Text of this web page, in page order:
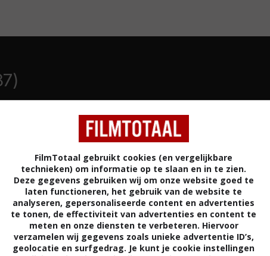
STATEN
Eddie komt telkens met grootse ideeën op de
moment heeft hij een lening nodig voor de
FilmTotaal gebruikt cookies (en vergelijkbare
technieken) om informatie op te slaan en in te zien.
Deze gegevens gebruiken wij om onze website goed te
laten functioneren, het gebruik van de website te
analyseren, gepersonaliseerde content en advertenties
te tonen, de effectiviteit van advertenties en content te
meten en onze diensten te verbeteren. Hiervoor
verzamelen wij gegevens zoals unieke advertentie ID’s,
geolocatie en surfgedrag. Je kunt je cookie instellingen